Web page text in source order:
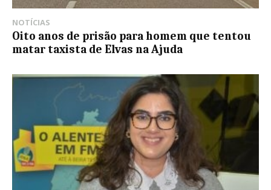
NOTÍCIAS
Oito anos de prisão para homem que tentou
matar taxista de Elvas na Ajuda